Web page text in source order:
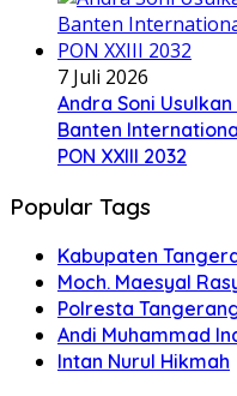
7 Juli 2026
Andra Soni
Banten
PON XXIII 2032
Popular Tags
Kabupaten
Moch. Maesyal
Polresta
Andi Muhammad
Intan Nurul Hikmah